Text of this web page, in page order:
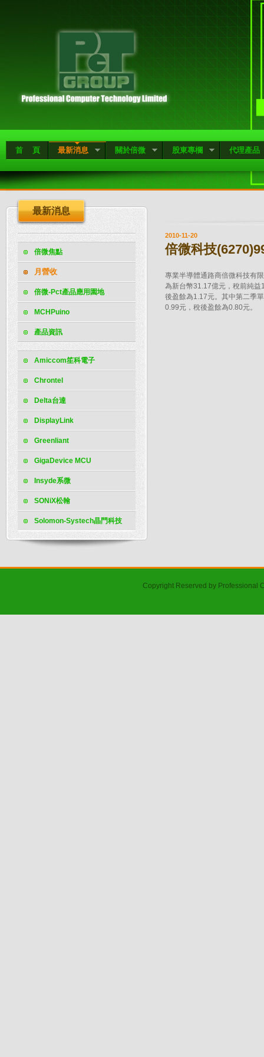
首 頁 最新消息 關於倍微 股東專欄 代理產品
最新消息
倍微焦點
月營收
倍微-Pct產品應用園地
MCHPuino
產品資訊
Amiccom笙科電子
Chrontel
Delta台達
DisplayLink
Greenliant
GigaDevice MCU
Insyde系微
SONiX松翰
Solomon-Systech晶門科技
2010-11-20
倍微科技
專業半導體通路商倍微科技有
為新台幣31.17億元，稅前純
後盈餘為1.17元。其中第二季
0.99元，稅後盈餘為0.80元。
Copyright Reserved by Professional